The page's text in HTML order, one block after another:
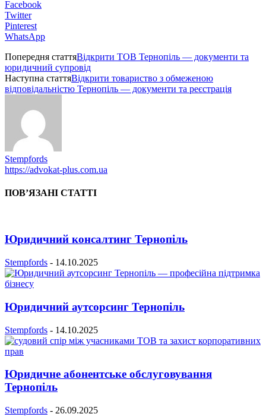
Facebook
Twitter
Pinterest
WhatsApp
Попередня статтяВідкрити ТОВ Тернопіль — документи та
юридичний супровід
Наступна статтяВідкрити товариство з обмеженою
відповідальністю Тернопіль — документи та реєстрація
Stempfords
https://advokat-plus.com.ua
ПОВ’ЯЗАНІ СТАТТІ
Юридичний консалтинг Тернопіль
Stempfords - 14.10.2025
Юридичний аутсорсинг Тернопіль
Stempfords - 14.10.2025
Юридичне абонентське обслуговування
Тернопіль
Stempfords - 26.09.2025